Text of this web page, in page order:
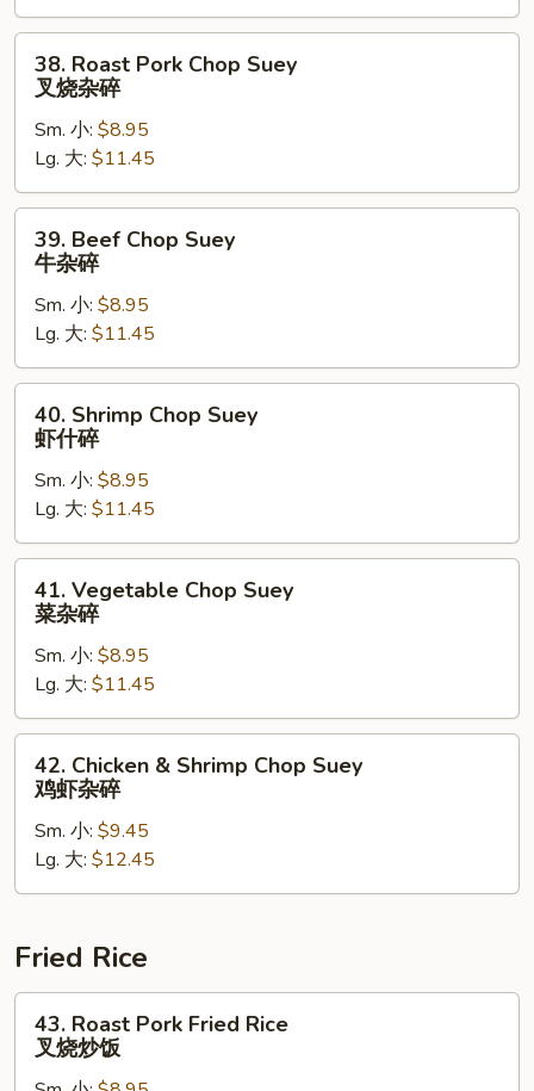
杂
碎
Roast
Pork
Chop
Suey
叉
烧
38. Roast Pork Chop Suey
叉烧杂碎
Sm. 小: $8.95
Lg. 大: $11.45
Beef
Chop
Suey
杂
碎
39. Beef Chop Suey
牛杂碎
Sm. 小: $8.95
Lg. 大: $11.45
Shrimp
Chop
Suey
什
碎
40. Shrimp Chop Suey
虾什碎
Sm. 小: $8.95
Lg. 大: $11.45
Vegetable
Chop
Suey
杂
碎
41. Vegetable Chop Suey
菜杂碎
Sm. 小: $8.95
Lg. 大: $11.45
Chicken
Shrimp
Chop
Suey
虾
碎
42. Chicken & Shrimp Chop Suey
鸡虾杂碎
Sm. 小: $9.45
Lg. 大: $12.45
Fried Rice
Roast
Pork
43. Roast Pork Fried Rice
叉烧炒饭